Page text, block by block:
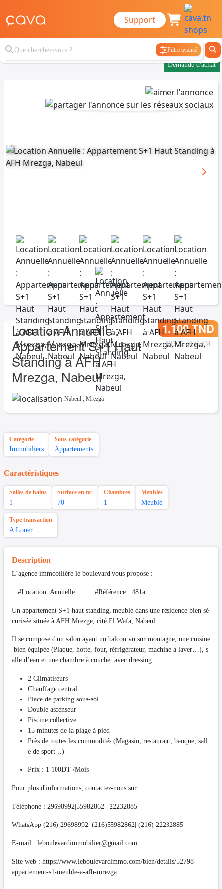
Support
Filtre avancé
Demande d'achat
Location Annuelle :
Appartement S+1 Haut
Standing à AFH
Mrezga, Nabeul
1.100 TND
3/13/26, 10:43 AM
Nabeul , Mrezga
Catégorie
Immobiliers
Sous-catégorie
Appartements
Caractéristiques
Salles de bains
1
Surface en m²
70
Chambres
1
Meubles
Meublé
Type transaction
A Louer
Description
L’agence immobilière le boulevard vous propose :
#Location_Annuelle #Référence : 481a
Un appartement S+1 haut standing, meublé dans une résidence bien sé
curisée située à AFH Mrezge, cité El Wafa, Nabeul.
Il se compose d'un salon ayant un balcon vu sur montagne, une cuisine
bien équipée (Plaque, hotte, four, réfrigérateur, machine à laver…), s
alle d’eau et une chambre à coucher avec dressing.
2 Climatiseurs
Chauffage central
Place de parking sous-sol
Double ascenseur
Piscine collective
15 minutes de la plage à pied
Près de toutes les commodités (Magasin, restaurant, banque, sall
e de sport…)
Prix : 1 100DT /Mois
Pour plus d'informations, contactez-nous sur :
Téléphone : 29698992|55982862 | 22232885
WhatsApp (216) 29698992| (216)55982862| (216) 22232885
E-mail : leboulevardimmobilier@gmail.com
Site web : https://www.leboulevardimmo.com/bien/details/52798-
appartement-s1-meuble-a-afh-mrezga